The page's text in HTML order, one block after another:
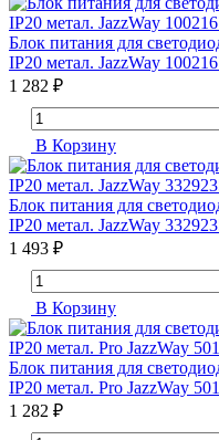
Блок питания для
IP20 метал. JazzWay
1 282 ₽
В Корзину
Блок питания для
IP20 метал. JazzWay
1 493 ₽
В Корзину
Блок питания для
IP20 метал. Pro JazzWay
1 282 ₽